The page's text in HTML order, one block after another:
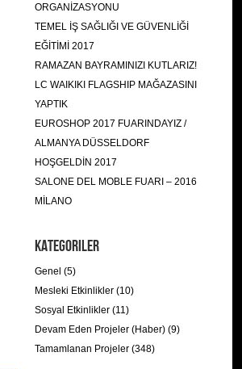
ORGANİZASYONU
TEMEL İŞ SAĞLIĞI VE GÜVENLİĞİ
EĞİTİMİ 2017
RAMAZAN BAYRAMINIZI KUTLARIZ!
LC WAIKIKI FLAGSHIP MAĞAZASINI
YAPTIK
EUROSHOP 2017 FUARINDAYIZ /
ALMANYA DÜSSELDORF
HOŞGELDİN 2017
SALONE DEL MOBLE FUARI – 2016
MİLANO
Kategoriler
Genel (5)
Mesleki Etkinlikler (10)
Sosyal Etkinlikler (11)
Devam Eden Projeler (Haber) (9)
Tamamlanan Projeler (348)